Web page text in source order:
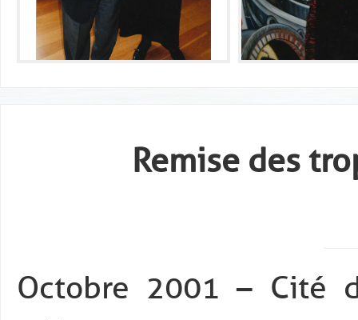
Remise des
Octobre 2001 – Cité